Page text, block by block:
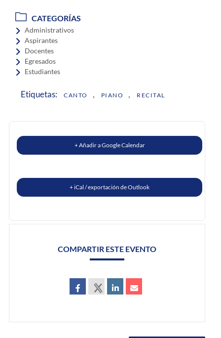
CATEGORÍAS
Administrativos
Aspirantes
Docentes
Egresados
Estudiantes
Etiquetas: CANTO , PIANO , RECITAL
+ Añadir a Google Calendar
+ iCal / exportación de Outlook
COMPARTIR ESTE EVENTO